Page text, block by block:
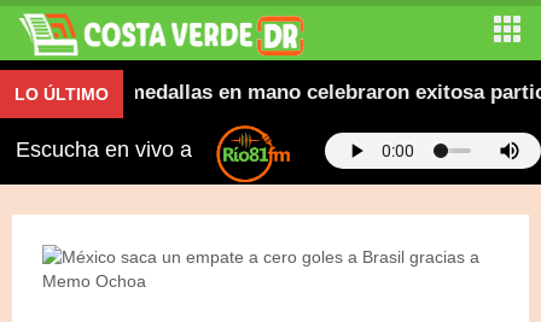
LO ÚLTIMO
y con medallas en mano celebraron exitosa
Escucha en vivo a